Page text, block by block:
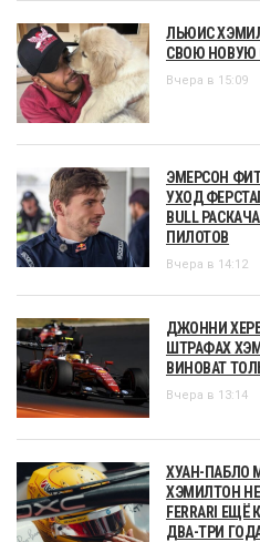
ЛЬЮИС
СВОЮ НОВУЮ
Вчера в 15:09
ЭМЕРСОН
УХОД
BULL
ПИЛОТОВ
Вчера в 14:12
ДЖОННИ
ШТРАФАХ
ВИНОВАТ
Вчера в 13:14
ХУАН-ПАБЛО
ХЭМИЛТОН
FERRARI
ДВА-ТРИ